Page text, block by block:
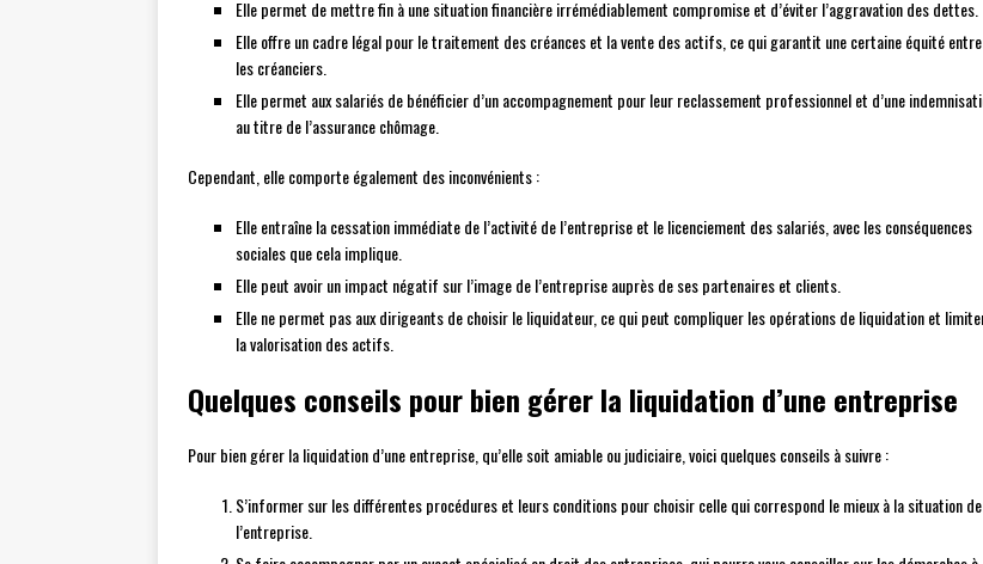
Elle permet de mettre fin à une situation financière irrémédiablement compromise et d’éviter l’aggravation des dettes.
Elle offre un cadre légal pour le traitement des créances et la vente des actifs, ce qui garantit une certaine équité entre
les créanciers.
Elle permet aux salariés de bénéficier d’un accompagnement pour leur reclassement professionnel et d’une
au titre de l’assurance chômage.
Cependant, elle comporte également des inconvénients :
Elle entraîne la cessation immédiate de l’activité de l’entreprise et le licenciement des salariés, avec les conséquences
sociales que cela implique.
Elle peut avoir un impact négatif sur l’image de l’entreprise auprès de ses partenaires et clients.
Elle ne permet pas aux dirigeants de choisir le liquidateur, ce qui peut compliquer les opérations de liquidation et
la valorisation des actifs.
Quelques conseils pour bien gérer la liquidation d’une entreprise
Pour bien gérer la liquidation d’une entreprise, qu’elle soit amiable ou judiciaire, voici quelques conseils à suivre :
S’informer sur les différentes procédures et leurs conditions pour choisir celle qui correspond le mieux à la situation de
l’entreprise.